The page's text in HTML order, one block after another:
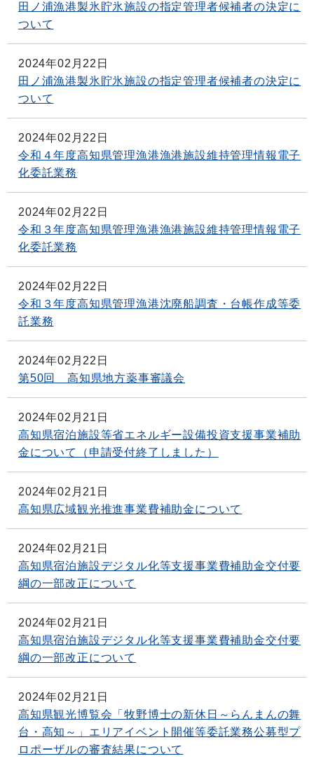
田ノ浦漁港製氷貯氷施設の指定管理者候補者の決定に
ついて
2024年02月22日
田ノ浦漁港製氷貯氷施設の指定管理者候補者の決定に
ついて
2024年02月22日
令和４年度高知県管理漁港漁港施設維持管理情報電子
化委託業務
2024年02月22日
令和３年度高知県管理漁港漁港施設維持管理情報電子
化委託業務
2024年02月22日
令和３年度高知県管理漁港沈廃船調査・台帳作成等委
託業務
2024年02月22日
第50回 高知県地方薬事審議会
2024年02月21日
高知県宿泊施設等省エネルギー設備投資支援事業補助
金について（申請受付終了しました）
2024年02月21日
高知県広域観光推進事業費補助金について
2024年02月21日
高知県宿泊施設デジタル化等支援事業費補助金交付要
綱の一部改正について
2024年02月21日
高知県宿泊施設デジタル化等支援事業費補助金交付要
綱の一部改正について
2024年02月21日
高知県観光博覧会「牧野博士の新休日～らんまんの舞
台・高知～」エリアイベント開催等委託業務公募型プ
ロポーザルの審査結果について